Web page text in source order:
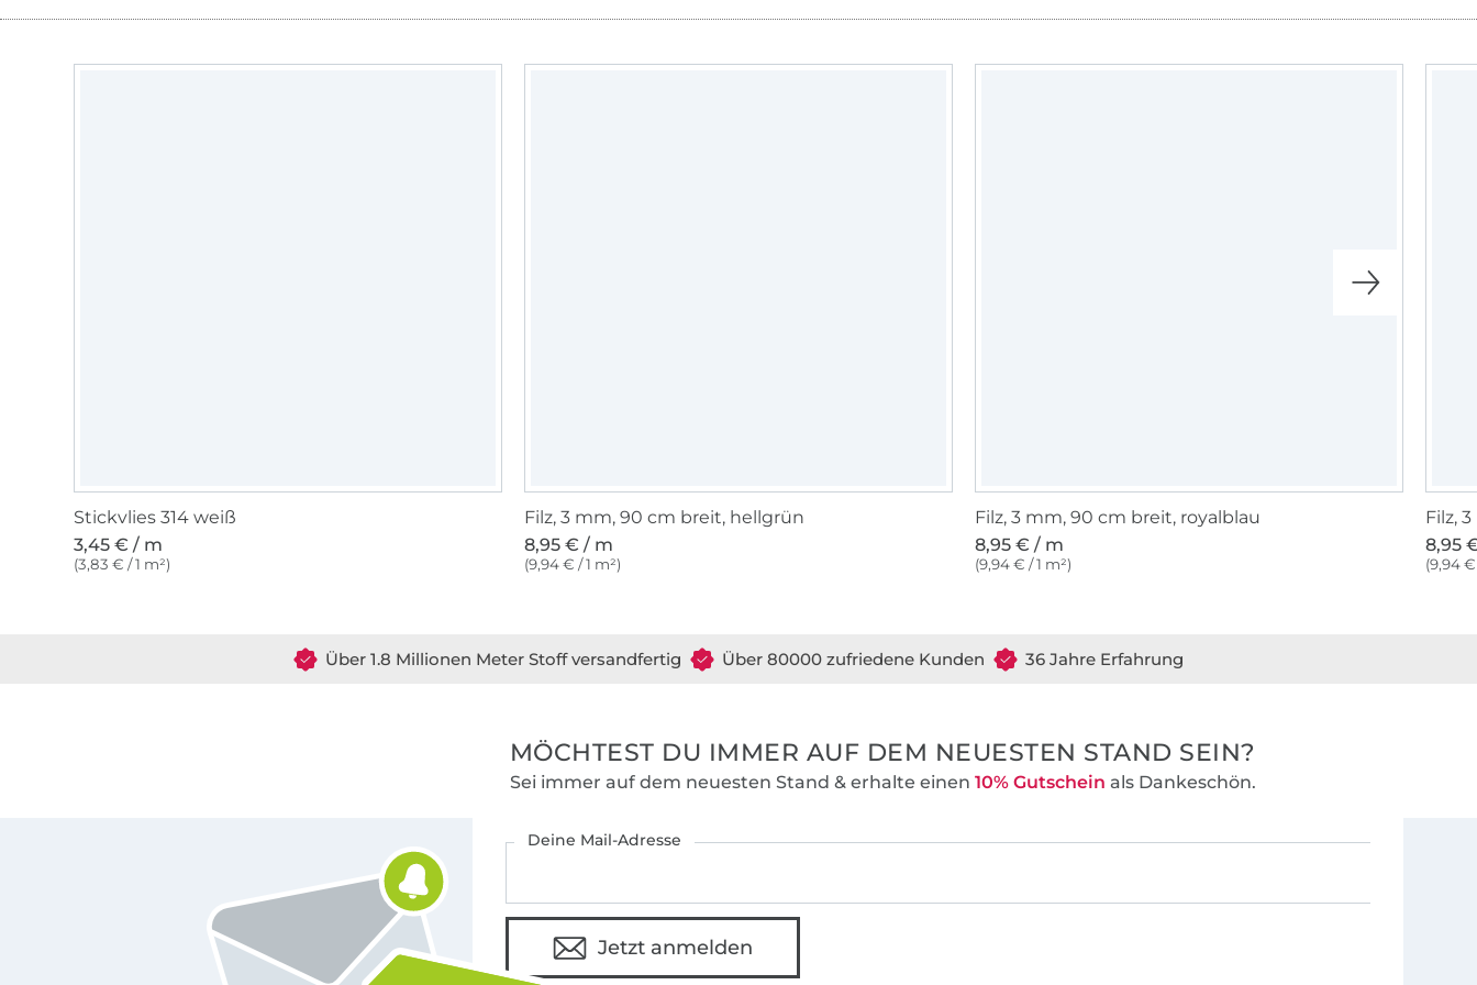
Stickvlies 314 weiß
3,45 € / m
(3,83 € / 1 m²)
Filz, 3 mm, 90 cm breit, hellgrün
8,95 € / m
(9,94 € / 1 m²)
Filz, 3 mm, 90 cm breit, royalblau
8,95 € / m
(9,94 € / 1 m²)
Filz,
8,95
(9,94 €
Über 1.8 Millionen Meter Stoff versandfertig Über 80000 zufriedene Kunden 36 Jahre Erfahrung
MÖCHTEST DU IMMER AUF DEM NEUESTEN STAND SEIN?
Sei immer auf dem neuesten Stand & erhalte einen 10% Gutschein als Dankeschön.
Deine Mail-Adresse
Jetzt anmelden